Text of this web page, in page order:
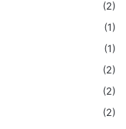
(2)
(1)
(1)
(2)
(2)
(2)